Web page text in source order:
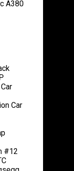
A380
Car
#12